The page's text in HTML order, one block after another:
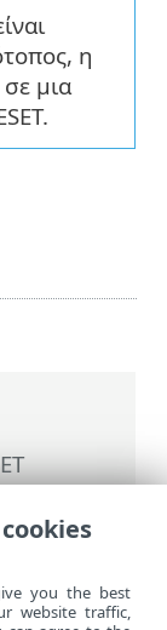
ESET
η
μια
you the best
website traffic,